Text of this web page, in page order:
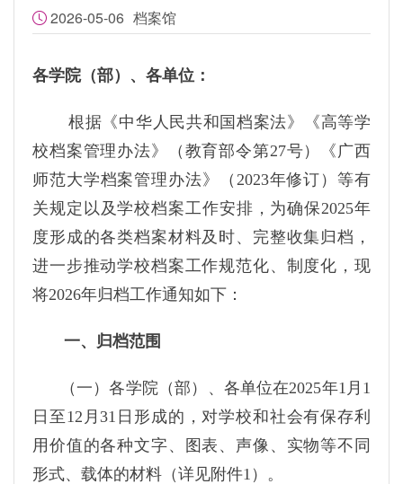
2026-05-06 档案馆
各学院（部）、各单位：
根据《中华人民共和国档案法》《高等学
校档案管理办法》（教育部令第27号）《广西
师范大学档案管理办法》（2023年修订）等有
关规定以及学校档案工作安排，为确保2025年
度形成的各类档案材料及时、完整收集归档，
进一步推动学校档案工作规范化、制度化，现
将2026年归档工作通知如下：
一、归档范围
（一）各学院（部）、各单位在2025年1月1
日至12月31日形成的，对学校和社会有保存利
用价值的各种文字、图表、声像、实物等不同
形式、载体的材料（详见附件1）。